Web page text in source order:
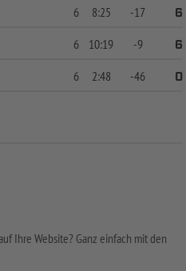
6 8:25 -17
6
6 10:19 -9
6
6 2:48 -46 0
Ihre Website? Ganz einfach mit den